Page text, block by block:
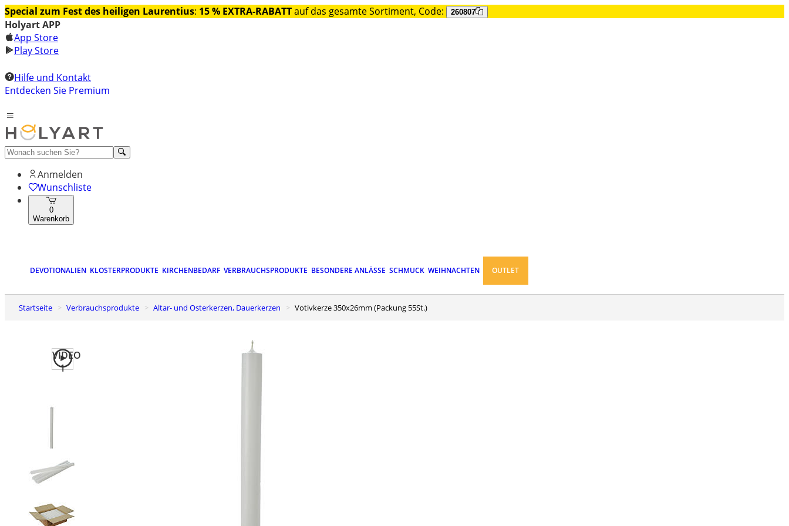
Special zum Fest des heiligen Laurentius: 15 % EXTRA-RABATTauf das gesamte Sortiment, Code: 260807
Holyart APP
App Store
Play Store
Hilfe und Kontakt
Entdecken Sie Premium
Anmelden
Wunschliste
0
Warenkorb
DEVOTIONALIEN KLOSTERPRODUKTE KIRCHENBEDARF VERBRAUCHSPRODUKTE BESONDERE ANLÄSSE SCHMUCK WEIHNACHTEN OUTLET
Startseite Verbrauchsprodukte Altar- und Osterkerzen, Dauerkerzen Votivkerze 350x26mm (Packung 55St.)
VIDEO
1